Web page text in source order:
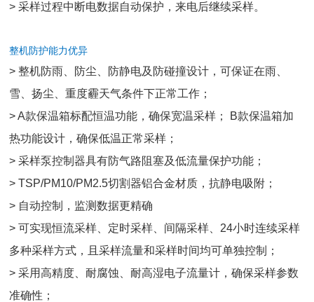
> 采样过程中断电数据自动保护，来电后继续采样。
整机防护能力优异
> 整机防雨、防尘、防静电及防碰撞设计，可保证在雨、
雪、扬尘、重度霾天气条件下正常工作；
> A款保温箱标配恒温功能，确保宽温采样； B款保温箱加
热功能设计，确保低温正常采样；
> 采样泵控制器具有防气路阻塞及低流量保护功能；
> TSP/PM10/PM2.5切割器铝合金材质，抗静电吸附；
> 自动控制，监测数据更精确
> 可实现恒流采样、定时采样、间隔采样、24小时连续采样
多种采样方式，且采样流量和采样时间均可单独控制；
> 采用高精度、耐腐蚀、耐高湿电子流量计，确保采样参数
准确性；